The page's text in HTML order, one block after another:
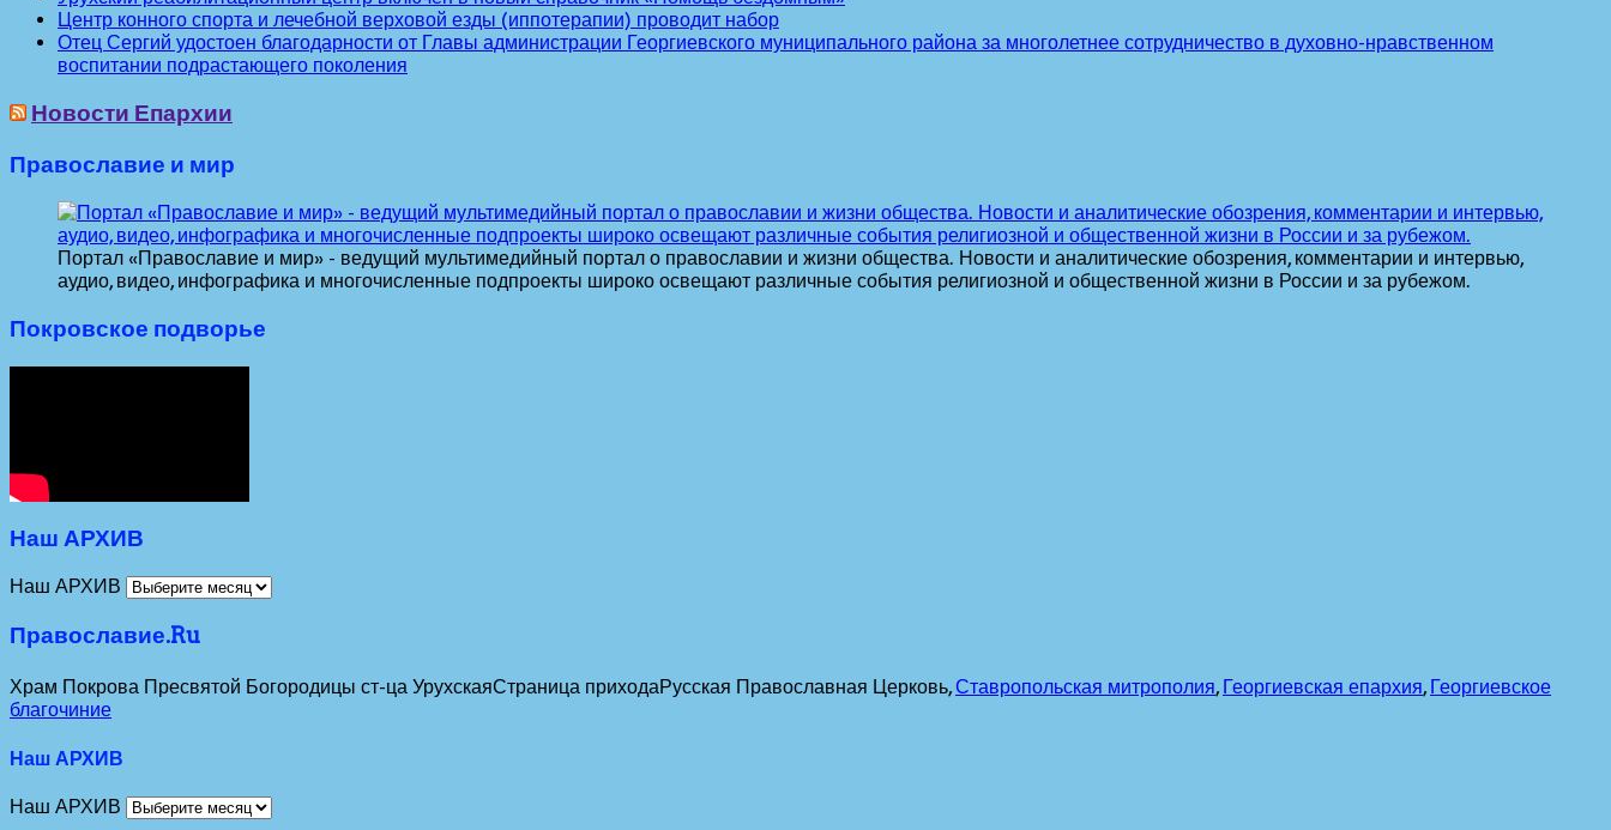
Центр конного спорта и лечебной верховой езды (иппотерапии) проводит набор
Отец Сергий удостоен благодарности от Главы администрации Георгиевского муниципального района за многолетнее сотрудничество в духовно-нравственном
воспитании подрастающего поколения
Новости Епархии
Православие и мир
Портал «Православие и мир» - ведущий мультимедийный портал о православии и жизни общества. Новости и аналитические обозрения, комментарии и интервью,
аудио, видео, инфографика и многочисленные подпроекты широко освещают различные события религиозной и общественной жизни в России и за рубежом.
Покровское подворье
Наш АРХИВ
Наш АРХИВ
Православие.Ru
Храм Покрова Пресвятой Богородицы ст-ца УрухскаяСтраница приходаРусская Православная Церковь,Ставропольская митрополия, Георгиевская епархия, Георгиевское
благочиние
Наш АРХИВ
Наш АРХИВ